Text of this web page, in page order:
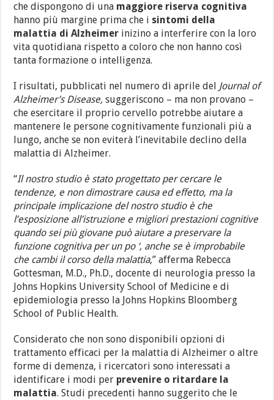
che dispongono di una maggiore riserva cognitiva
hanno più margine prima che i sintomi della
malattia di Alzheimer inizino a interferire con la loro
vita quotidiana rispetto a coloro che non hanno così
tanta formazione o intelligenza.
I risultati, pubblicati nel numero di aprile del Journal of
Alzheimer’s Disease, suggeriscono – ma non provano –
che esercitare il proprio cervello potrebbe aiutare a
mantenere le persone cognitivamente funzionali più a
lungo, anche se non eviterà l’inevitabile declino della
malattia di Alzheimer.
“Il nostro studio è stato progettato per cercare le
tendenze, e non dimostrare causa ed effetto, ma la
principale implicazione del nostro studio è che
l’esposizione all’istruzione e migliori prestazioni cognitive
quando sei più giovane può aiutare a preservare la
funzione cognitiva per un po ‘, anche se è improbabile
che cambi il corso della malattia,” afferma Rebecca
Gottesman, M.D., Ph.D., docente di neurologia presso la
Johns Hopkins University School of Medicine e di
epidemiologia presso la Johns Hopkins Bloomberg
School of Public Health.
Considerato che non sono disponibili opzioni di
trattamento efficaci per la malattia di Alzheimer o altre
forme di demenza, i ricercatori sono interessati a
identificare i modi per prevenire o ritardare la
malattia. Studi precedenti hanno suggerito che le